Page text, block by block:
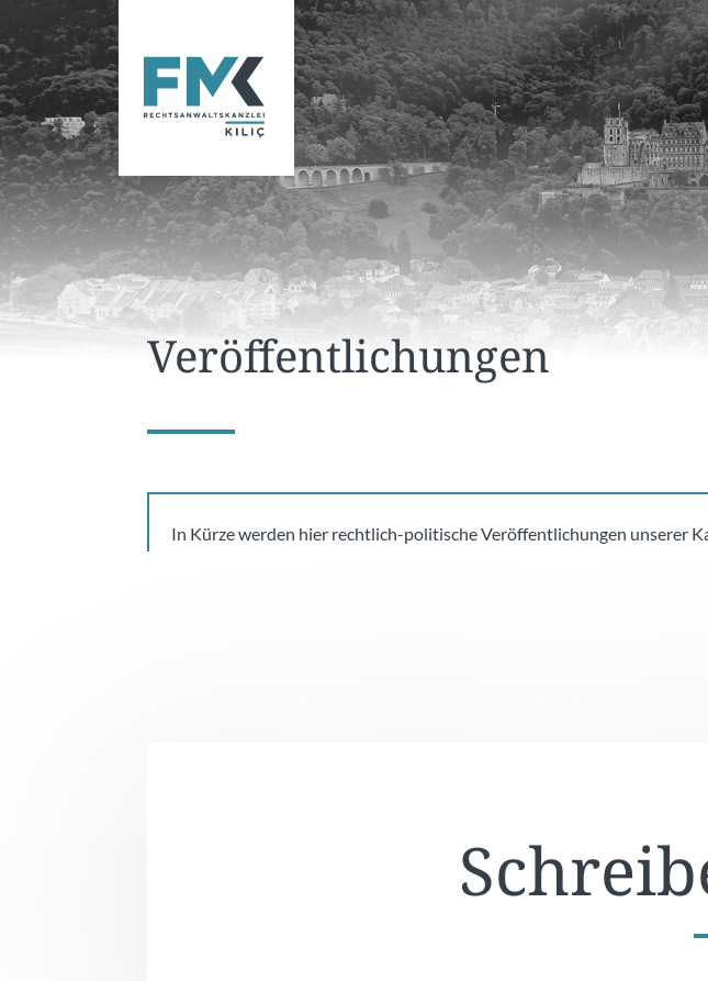
Veröffentlichungen
In Kürze werden hier rechtlich-politische Veröffentlichungen unserer